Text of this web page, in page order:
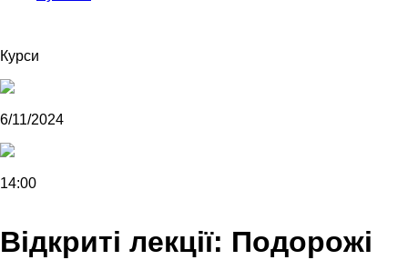
Курси
6/11/2024
14:00
Відкриті лекції: Подорожі